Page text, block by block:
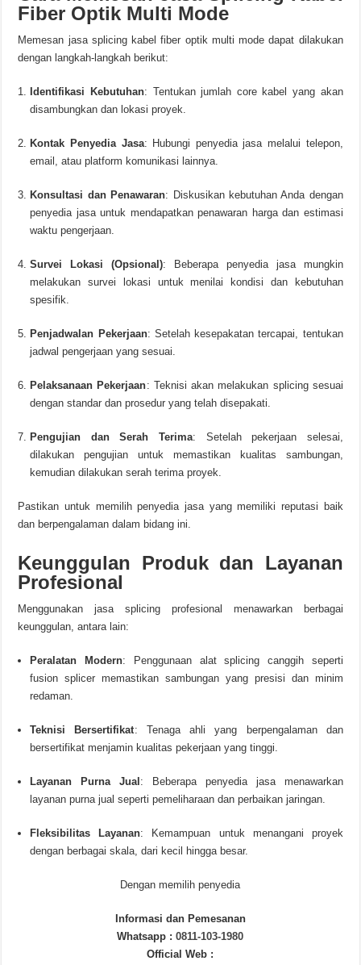
Fiber Optik Multi Mode
Memesan jasa splicing kabel fiber optik multi mode dapat dilakukan
dengan langkah-langkah berikut:
Identifikasi Kebutuhan: Tentukan jumlah core kabel yang akan
disambungkan dan lokasi proyek.
Kontak Penyedia Jasa: Hubungi penyedia jasa melalui telepon,
email, atau platform komunikasi lainnya.
Konsultasi dan Penawaran: Diskusikan kebutuhan Anda dengan
penyedia jasa untuk mendapatkan penawaran harga dan estimasi
waktu pengerjaan.
Survei Lokasi (Opsional):
Beberapa penyedia jasa mungkin
melakukan survei lokasi untuk menilai kondisi dan kebutuhan
spesifik.
Penjadwalan Pekerjaan: Setelah kesepakatan tercapai, tentukan
jadwal pengerjaan yang sesuai.
Pelaksanaan Pekerjaan: Teknisi akan melakukan splicing sesuai
dengan standar dan prosedur yang telah disepakati.
Pengujian dan Serah Terima: Setelah pekerjaan selesai,
dilakukan pengujian untuk memastikan kualitas sambungan,
kemudian dilakukan serah terima proyek.
Pastikan untuk memilih penyedia jasa yang memiliki reputasi baik
dan berpengalaman dalam bidang ini.
Keunggulan Produk dan Layanan
Profesional
Menggunakan jasa splicing profesional menawarkan berbagai
keunggulan, antara lain:
Peralatan Modern:
Penggunaan alat splicing canggih seperti
fusion splicer memastikan sambungan yang presisi dan minim
redaman.
Teknisi Bersertifikat: Tenaga ahli yang berpengalaman dan
bersertifikat menjamin kualitas pekerjaan yang tinggi.
Layanan Purna Jual :
Beberapa penyedia jasa menawarkan
layanan purna jual seperti pemeliharaan dan perbaikan jaringan.
Fleksibilitas Layanan:
Kemampuan untuk menangani proyek
dengan berbagai skala, dari kecil hingga besar.
Dengan memilih penyedia
Informasi dan Pemesanan
Whatsapp :0811-103-1980
Official Web :